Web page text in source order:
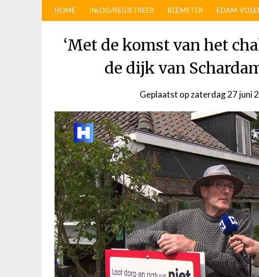
HOME INLOG/REGISTREER BEEMSTER EDAM-
‘Met de komst van het
de dijk van
Geplaatst opzaterdag 27 juni